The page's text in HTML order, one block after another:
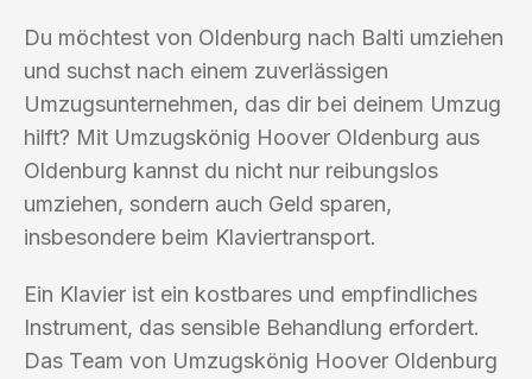
Du möchtest von Oldenburg nach Balti umziehen
und suchst nach einem zuverlässigen
Umzugsunternehmen, das dir bei deinem Umzug
hilft? Mit Umzugskönig Hoover Oldenburg aus
Oldenburg kannst du nicht nur reibungslos
umziehen, sondern auch Geld sparen,
insbesondere beim Klaviertransport.
Ein Klavier ist ein kostbares und empfindliches
Instrument, das sensible Behandlung erfordert.
Das Team von Umzugskönig Hoover Oldenburg